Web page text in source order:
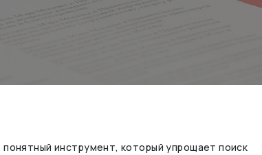
инструмент, который упрощает поиск